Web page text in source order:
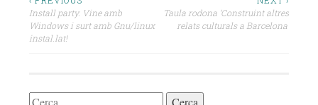
d'entrades
Install party. Vine amb
Windows i surt amb Gnu/linux
instal.lat!
Taula rodona ‘Construint altres
relats culturals a Barcelona’
Cerca: